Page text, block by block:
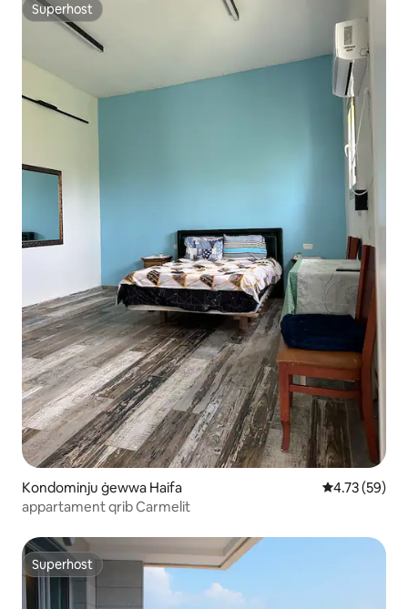
Superhost
Superhost
Kondominju ġewwa Haifa Rating
4.73 (59)
appartament qrib Carmelit
Superhost
Superhost